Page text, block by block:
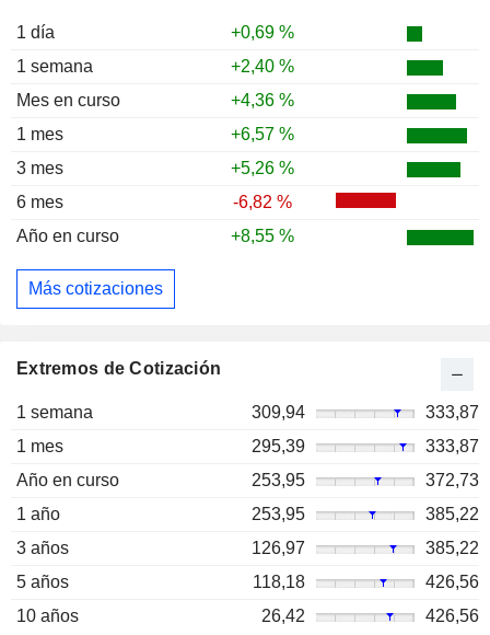
1 día
+0,69 %
1 semana
+2,40 %
Mes en curso
+4,36 %
1 mes
+6,57 %
3 mes
+5,26 %
6 mes
-6,82 %
Año en curso
+8,55 %
Más cotizaciones
Extremos de Cotización
1 semana 309,94
333,87
1 mes
295,39
333,87
Año en curso
253,95
372,73
1 año
253,95
385,22
3 años
126,97
385,22
5 años
118,18
426,56
10 años
26,42 426,56